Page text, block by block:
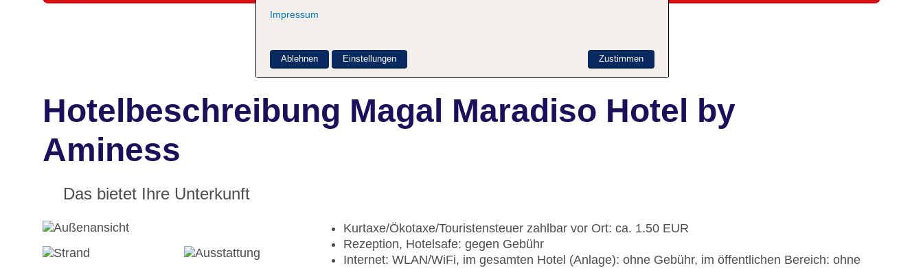
Hotelbeschreibung Magal Maradiso Hotel by
Aminess
Das bietet Ihre Unterkunft
Kurtaxe/Ökotaxe/Touristensteuer zahlbar vor Ort: ca. 1.50 EUR
Rezeption, Hotelsafe: gegen Gebühr
Internet: WLAN/WiFi, im gesamten Hotel (Anlage): ohne Gebühr, im öffentlichen Bereich: ohne
Impressum
Zustimmen
Ablehnen Einstellungen